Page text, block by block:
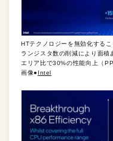
HTテクノロジーを無効化する
ランジスタ数の削減により面積
エリア比で30%の性能向上（
画像● Intel